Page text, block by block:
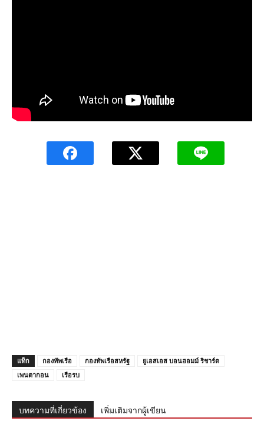
แท็ก กองทัพเรือ กองทัพเรือสหรัฐ
ยูเอสเอส บอนฮอมม์ ริชาร์ด
เพนตากอน
เรือรบ
บทความที่เกี่ยวข้อง เพิ่มเติมจากผู้เขียน